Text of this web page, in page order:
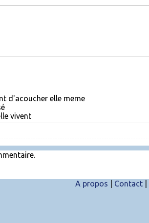
d'acoucher elle meme
vivent
A propos
Contact|